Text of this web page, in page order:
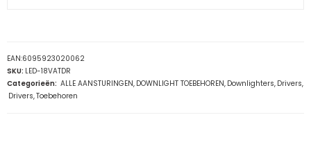
EAN:6095923020062
SKU: LED-18VATDR
Categorieën: ALLE AANSTURINGEN, DOWNLIGHT TOEBEHOREN, Downlighters, Drivers,
Drivers,Toebehoren